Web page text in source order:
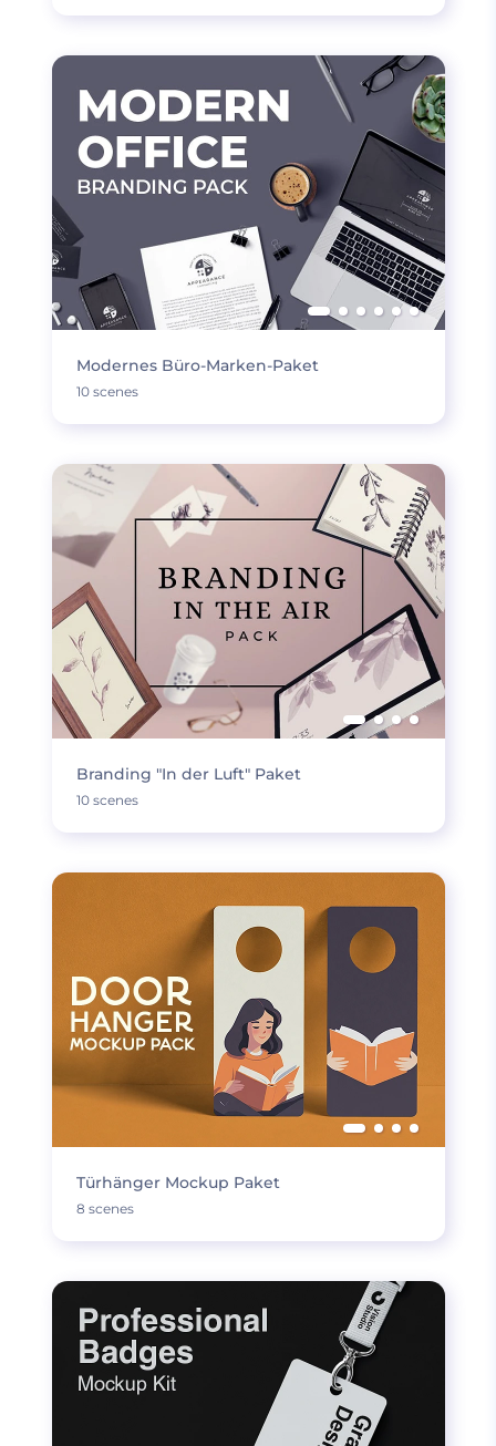
Modernes Büro-Marken-Paket
10 scenes
Branding "In der Luft" Paket
10 scenes
Türhänger Mockup Paket
8 scenes